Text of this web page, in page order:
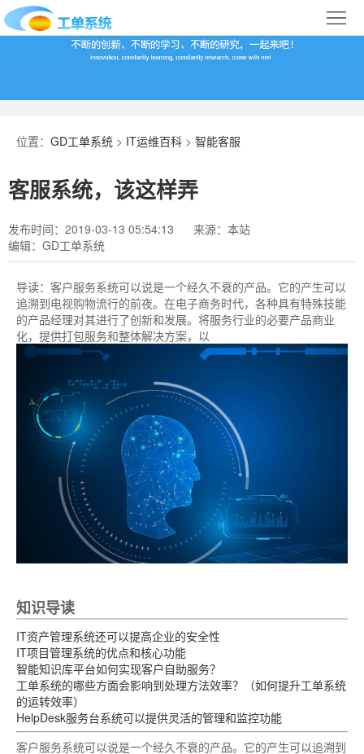
首
科
载
我
业
位置： GD工单系统 > IT运维百科 > 智能客服
客服系统，该这样弄
发布时间：2019-03-13 05:54:13
来源：本站
编辑：GD工单系统
导读： 客户服务系统可以说是一个经久不衰的产品。它的产生可以
追溯到电视购物流行的前夜。在电子商务时代，各种具有特殊技能
的产品经理对其进行了创新和发展。将服务行业的必要产品商业
化，提供打包服务和整体解决方案，以
知识导读
IT资产管理系统还可以提高企业的安全性
IT项目管理系统的优点和核心功能
智能知识库平台如何实现客户自助服务？
工单系统的哪些方面会影响到处理方法效率？（如何提升工单系统
的运转效率）
HelpDesk服务台系统可以提供灵活的管理和监控功能
客户服务系统可以说是一个经久不衰的产品。它的产生可以追溯到